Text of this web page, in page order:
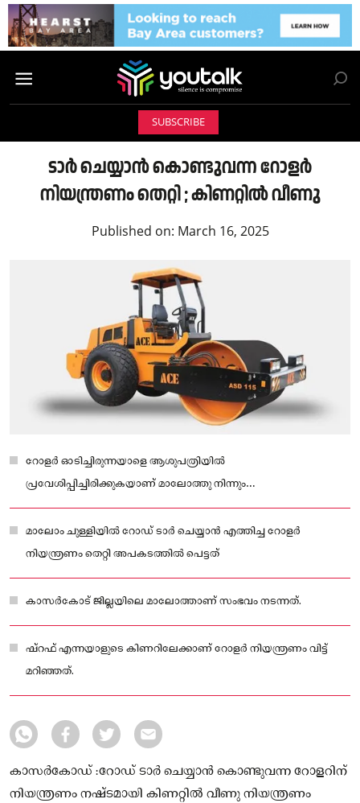
SUBSCRIBE
ടാർ ചെയ്യാൻ കൊണ്ടുവന്ന റോളർ
നിയന്ത്രണം തെറ്റി ; കിണറ്റിൽ വീണു
Published on: March 16, 2025
റോളർ ഓടിച്ചിരുന്നയാളെ ആശുപത്രിയിൽ
പ്രവേശിപ്പിച്ചിരിക്കുകയാണ് മാലോത്തു നിന്നും
ക്രൈയിനെത്തിയാണ് റോളർ കിണറിന് വെളിയിലെത്തിച്ചത്.
മാലോം ചുള്ളിയിൽ റോഡ് ടാർ ചെയ്യാൻ എത്തിച്ച റോളർ
നിയന്ത്രണം തെറ്റി അപകടത്തിൽ പെട്ടത്
കാസർകോട് ജില്ലയിലെ മാലോത്താണ് സംഭവം നടന്നത്.
ഷ്റഫ് എന്നയാളുടെ കിണറിലേക്കാണ് റോളർ നിയന്ത്രണം വിട്ട്
മറിഞ്ഞത്.
കാസർകോഡ് :റോഡ് ടാർ ചെയ്യാൻ കൊണ്ടുവന്ന റോളറിന്
നിയന്ത്രണം നഷ്ടമായി കിണറ്റിൽ വീണു നിയന്ത്രണം